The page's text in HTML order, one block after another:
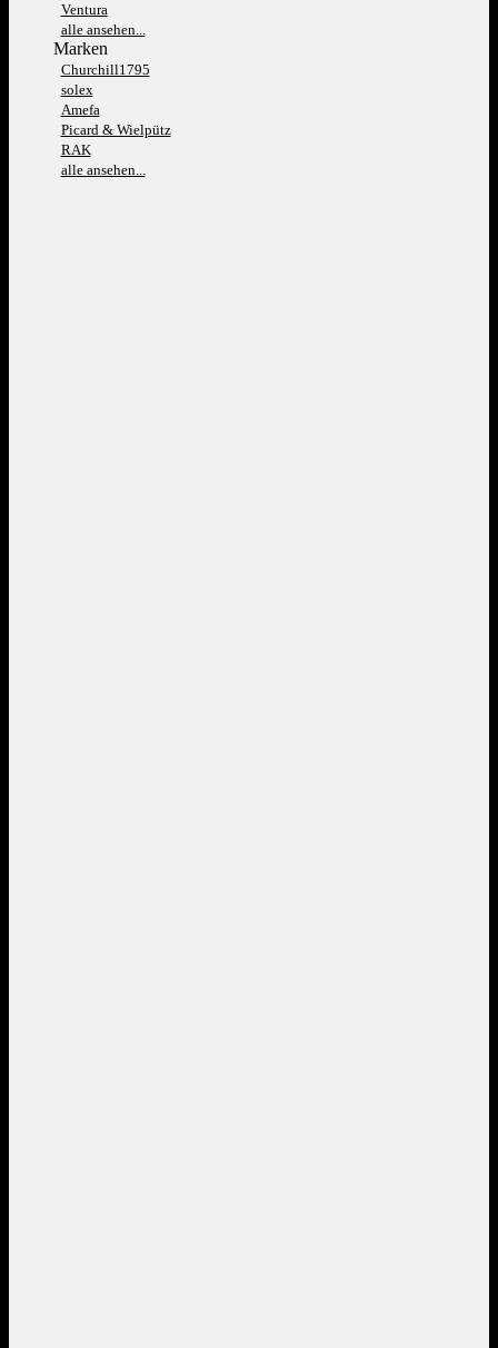
Ventura
alle ansehen...
Marken
Churchill1795
solex
Amefa
Picard & Wielpütz
RAK
alle ansehen...